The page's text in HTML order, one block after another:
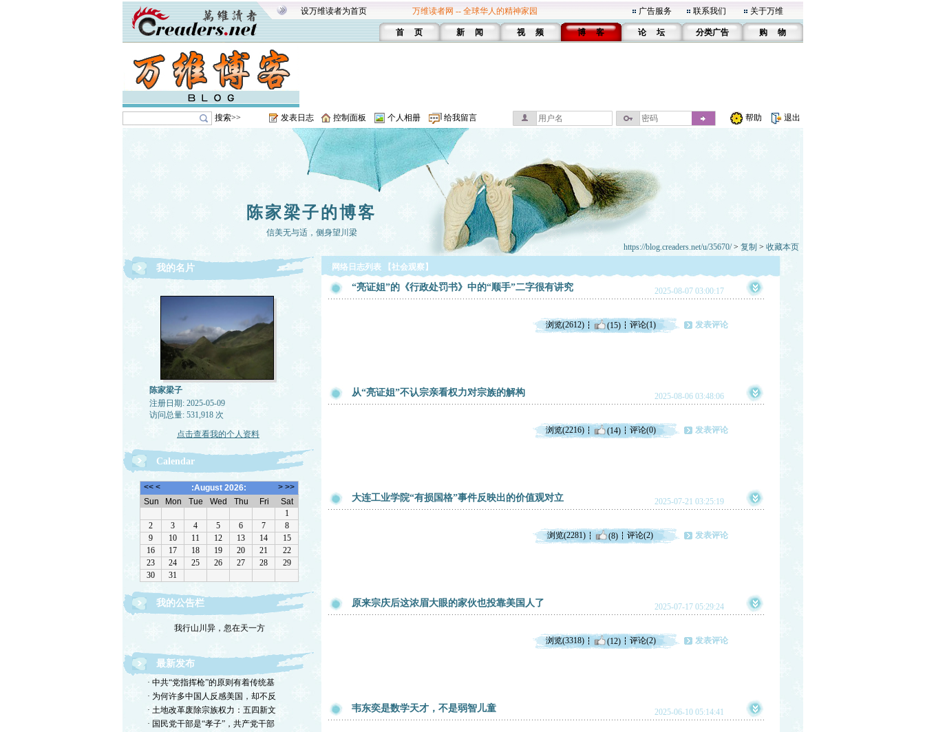
设万维读者为首页 万维读者网 -- 全球华人的精神家园 广告服务 联系我们 关于万维
首 页 新 闻 视 频 博 客 论 坛 分类广告 购 物
搜索>> 发表日志 控制面板 个人相册 给我留言 帮助 退出
陈家梁子的博客
信美无与适，侧身望川梁
https://blog.creaders.net/u/35670/> 复制 > 收藏本页
我的名片
陈家梁子
注册日期: 2025-05-09
访问总量: 531,918 次
点击查看我的个人资料
Calendar
我的公告栏
我行山川异，忽在天一方
最新发布
· 中共“党指挥枪”的原则有着传统基
· 为何许多中国人反感美国，却不反
· 土地改革废除宗族权力：五四新文
· 国民党干部是“孝子”，共产党干部
网络日志列表 【社会观察】
“亮证姐”的《行政处罚书》中的“顺手”二字很有讲究 2025-08-07 03:00:17
浏览(2612) (15) 评论(1) 发表评论
从“亮证姐”不认宗亲看权力对宗族的解构 2025-08-06 03:48:06
浏览(2216) (14) 评论(0) 发表评论
大连工业学院“有损国格”事件反映出的价值观对立 2025-07-21 03:25:19
浏览(2281) (8) 评论(2) 发表评论
原来宗庆后这浓眉大眼的家伙也投靠美国人了 2025-07-17 05:29:24
浏览(3318) (12) 评论(2) 发表评论
韦东奕是数学天才，不是弱智儿童 2025-06-10 05:14:41